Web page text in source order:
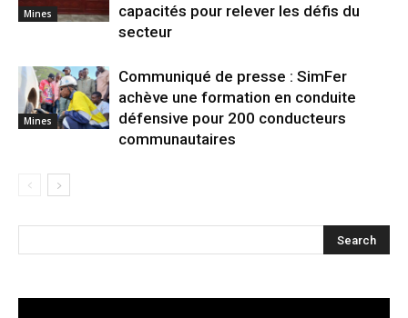
Mines
capacités pour relever les défis du
secteur
Mines
Communiqué de presse : SimFer
achève une formation en conduite
défensive pour 200 conducteurs
communautaires